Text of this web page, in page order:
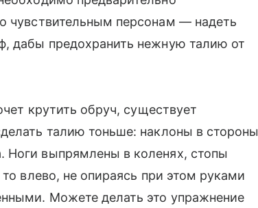
чувствительным персонам — надеть
дабы предохранить нежную талию от
крутить обруч, существует
талию тоньше: наклоны в стороны
выпрямлены в коленях, стопы
влево, не опираясь при этом руками
Можете делать это упражнение